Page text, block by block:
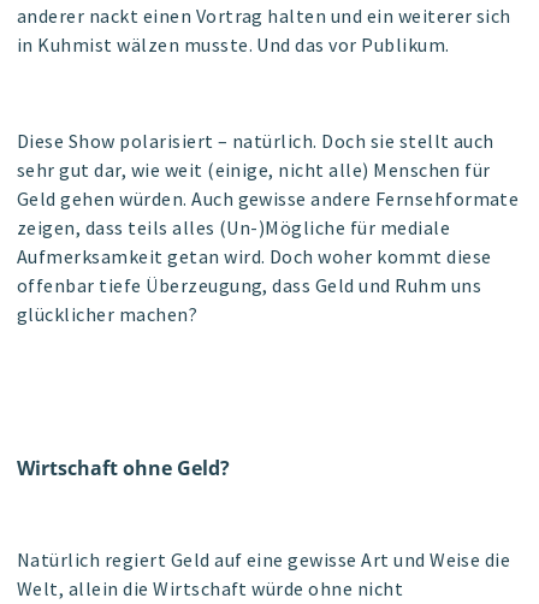
anderer nackt einen Vortrag halten und ein weiterer sich
in Kuhmist wälzen musste. Und das vor Publikum.
Diese Show polarisiert – natürlich. Doch sie stellt auch
sehr gut dar, wie weit (einige, nicht alle) Menschen für
Geld gehen würden. Auch gewisse andere Fernsehformate
zeigen, dass teils alles (Un-)Mögliche für mediale
Aufmerksamkeit getan wird. Doch woher kommt diese
offenbar tiefe Überzeugung, dass Geld und Ruhm uns
glücklicher machen?
Wirtschaft ohne Geld?
Natürlich regiert Geld auf eine gewisse Art und Weise die
Welt, allein die Wirtschaft würde ohne nicht